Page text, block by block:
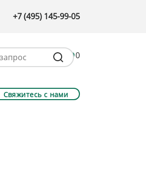
+7 (495) 145-99-05
0
Свяжитесь с нами